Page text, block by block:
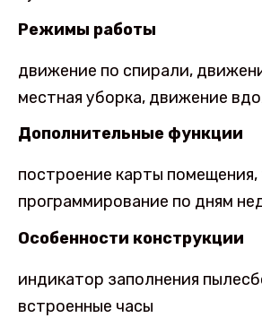
Режимы работы
движение по спирали,
местная уборка, движение
Дополнительные функции
построение карты
программирование по дням
Особенности конструкции
индикатор заполнения
встроенные часы